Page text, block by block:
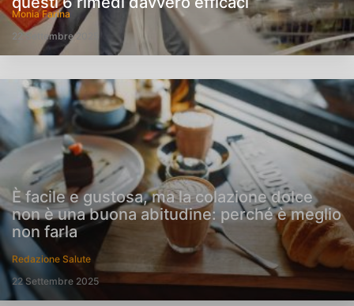
Monia Farina
22 Settembre 2025
È facile e gustosa, ma la colazione dolce
non è una buona abitudine: perché è meglio
non farla
Redazione Salute
22 Settembre 2025